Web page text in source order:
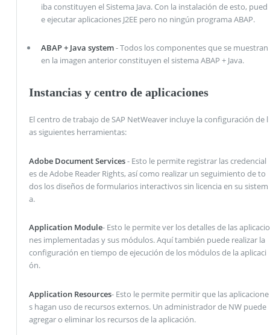
iba constituyen el Sistema Java. Con la instalación de esto, pued
e ejecutar aplicaciones J2EE pero no ningún programa ABAP.
ABAP + Java system- Todos los componentes que se muestran
en la imagen anterior constituyen el sistema ABAP + Java.
Instancias y centro de aplicaciones
El centro de trabajo de SAP NetWeaver incluye la configuración de l
as siguientes herramientas:
Adobe Document Services- Esto le permite registrar las credencial
es de Adobe Reader Rights, así como realizar un seguimiento de to
dos los diseños de formularios interactivos sin licencia en su sistem
a.
Application Module- Esto le permite ver los detalles de las aplicacio
nes implementadas y sus módulos. Aquí también puede realizar la
configuración en tiempo de ejecución de los módulos de la aplicaci
ón.
Application Resources- Esto le permite permitir que las aplicacione
s hagan uso de recursos externos. Un administrador de NW puede
agregar o eliminar los recursos de la aplicación.